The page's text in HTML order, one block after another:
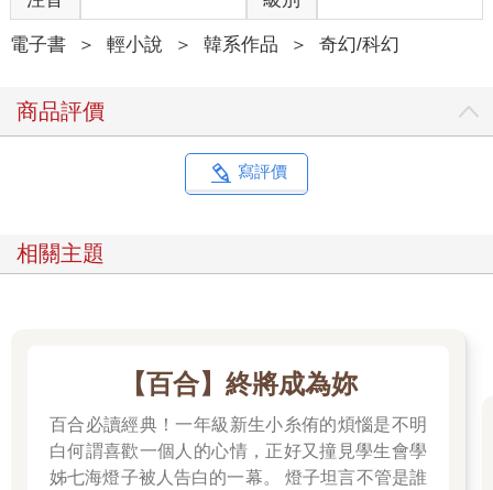
「……」
「……」
「這……是真的嗎？」
「對，其實我從幾個月前就開始考慮這件事了。」
準確來說，是從你開始躲著我的那天起。
蘭公會即使沒有我，也已經能站穩腳步了。所以與其留在這裡，
他現在腦袋有多混亂，全都寫在臉上。
畢竟他本來就不擅言辭，此刻的模樣就像被控場技能完全命中
般，行動遲緩。
雖然不確定他本人有沒有意識到，但現在的他不僅像鄭白雪一樣
電子書 ＞ 輕小說 ＞ 韓系作品 ＞ 奇幻/科幻
商品評價
寫評價
相關主題
【百合】終將成為妳
百合必讀經典！一年級新生小糸侑的煩惱是不明
白何謂喜歡一個人的心情，正好又撞見學生會學
姊七海燈子被人告白的一幕。 燈子坦言不管是誰